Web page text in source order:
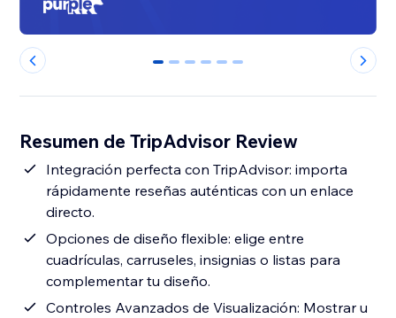
0 1 2 3 4 5
Resumen de TripAdvisor Review
Integración perfecta con TripAdvisor: importa
rápidamente reseñas auténticas con un enlace
directo.
Opciones de diseño flexible: elige entre
cuadrículas, carruseles, insignias o listas para
complementar tu diseño.
Controles Avanzados de Visualización: Mostrar u